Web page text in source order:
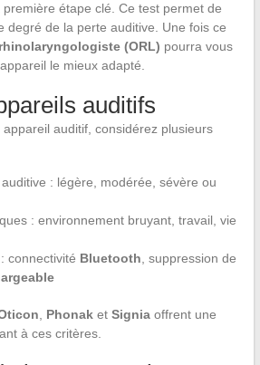
étape clé. Ce test permet de
degré de la perte auditive. Une fois ce
(ORL) pourra vous
le mieux adapté.
auditifs
auditif, considérez plusieurs
: légère, modérée, sévère ou
: environnement bruyant, travail, vie
connectivité Bluetooth, suppression de
, Phonaket Signiaoffrent une
à ces critères.